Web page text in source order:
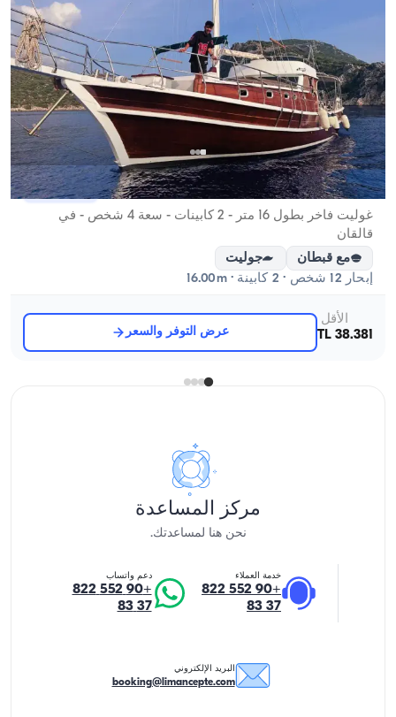
قالقان, Antalya قارب جديد
غوليت فاخر بطول 16 متر - 2 كابينات - سعة 4 شخص - في
قالقان
مع قبطان
جوليت
إبحار 12 شخص · 2 كابينة · 16.00m
الأقل
38.381 TL
عرض التوفر والسعر
مركز المساعدة
نحن هنا لمساعدتك.
خدمة العملاء
+90 552 822
37 83
دعم واتساب
+90 552 822
37 83
البريد الإلكتروني
booking@limancepte.com